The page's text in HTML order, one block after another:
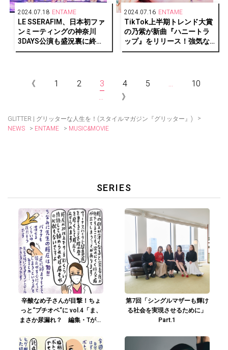
2024.07.18 ENTAME
LE SSERAFIM、日本初ファ
ンミーティングの神奈川
3DAYS公演も盛況裏に終
了！ …兵庫、愛知、神奈川
2024.07.16 ENTAME
TikTok上半期トレンド大賞
の乃紫が新曲『ハニートラ
ップ』をリリース！強気な
女の子を描く彼女の根源と
《 1 2 3 4 5 ...
10
...
》
GLITTER | グリッターな人生を！(スタイルマガジン『グリッター』)
>
NEWS > ENTAME > MUSIC&MOVIE
SERIES
辛酸なめ子さんが目撃！ちょ
っと“プチオペ”に vol.4「ま、
まさか尿漏れ？ 編集・Tが話
女に！？」
第7回「シングルマザーも輝け
る社会を実現させるために」
Part.1